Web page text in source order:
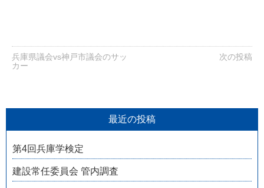
兵庫県議会vs神戸市議会のサッ
カー
次の投稿
最近の投稿
第4回兵庫学検定
建設常任委員会 管内調査